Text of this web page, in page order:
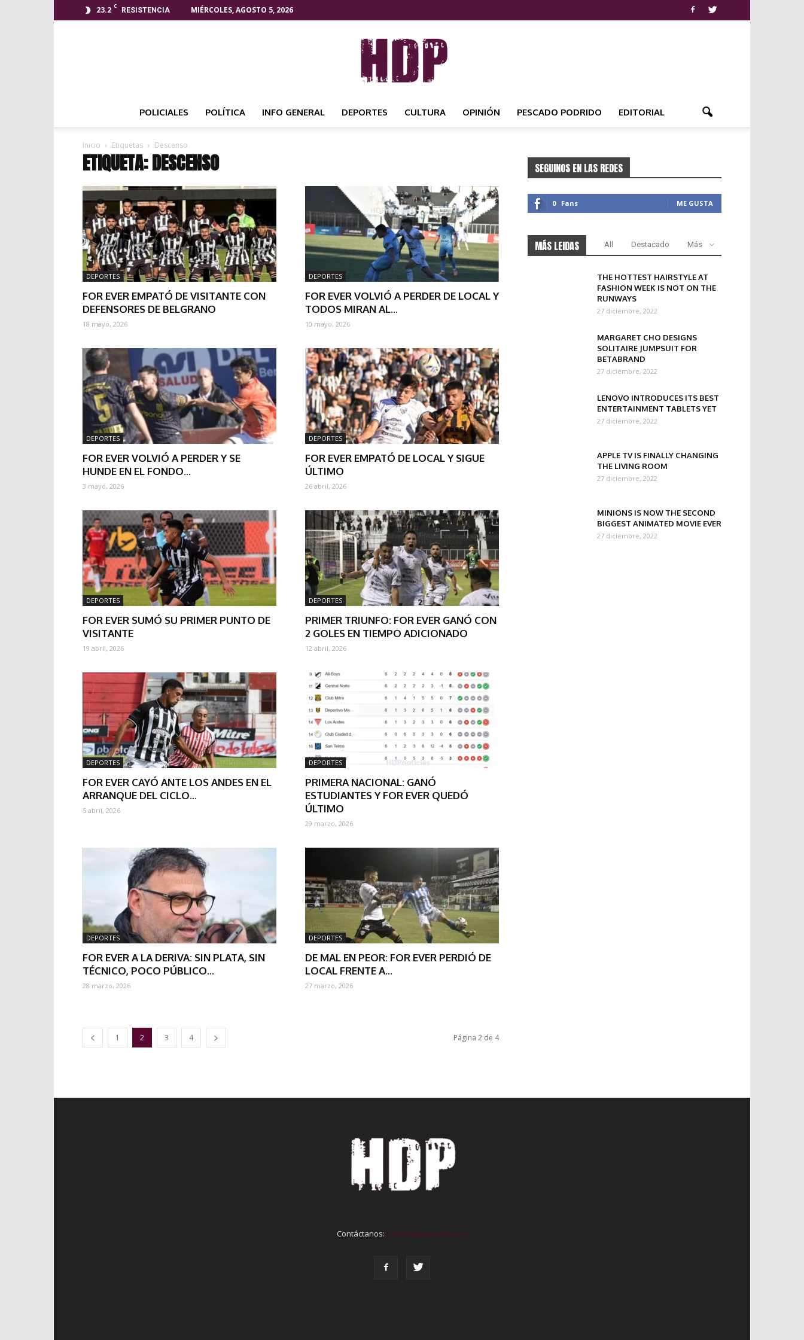
23.2 C
RESISTENCIA MIÉRCOLES, AGOSTO 5, 2026
NOTICIAS
POLICIALES POLÍTICA INFO GENERAL DEPORTES CULTURA OPINIÓN PESCADO PODRIDO EDITORIAL
Inicio Etiquetas Descenso
ETIQUETA: DESCENSO
DEPORTES
FOR EVER EMPATÓ DE VISITANTE CON
DEFENSORES DE BELGRANO
18 mayo, 2026
DEPORTES
FOR EVER VOLVIÓ A PERDER DE LOCAL Y
TODOS MIRAN AL...
10 mayo, 2026
DEPORTES
FOR EVER VOLVIÓ A PERDER Y SE
HUNDE EN EL FONDO...
3 mayo, 2026
DEPORTES
FOR EVER EMPATÓ DE LOCAL Y SIGUE
ÚLTIMO
26 abril, 2026
DEPORTES
FOR EVER SUMÓ SU PRIMER PUNTO DE
VISITANTE
19 abril, 2026
DEPORTES
PRIMER TRIUNFO: FOR EVER GANÓ CON
2 GOLES EN TIEMPO ADICIONADO
12 abril, 2026
DEPORTES
FOR EVER CAYÓ ANTE LOS ANDES EN EL
ARRANQUE DEL CICLO...
5 abril, 2026
DEPORTES
PRIMERA NACIONAL: GANÓ
ESTUDIANTES Y FOR EVER QUEDÓ
ÚLTIMO
29 marzo, 2026
DEPORTES
FOR EVER A LA DERIVA: SIN PLATA, SIN
TÉCNICO, POCO PÚBLICO...
28 marzo, 2026
DEPORTES
DE MAL EN PEOR: FOR EVER PERDIÓ DE
LOCAL FRENTE A...
27 marzo, 2026
1 2 3 4 Página 2 de 4
SEGUINOS EN LAS REDES
0 Fans ME GUSTA
MÁS LEIDAS All Destacado Más
THE HOTTEST HAIRSTYLE AT
FASHION WEEK IS NOT ON THE
RUNWAYS
27 diciembre, 2022
MARGARET CHO DESIGNS
SOLITAIRE JUMPSUIT FOR
BETABRAND
27 diciembre, 2022
LENOVO INTRODUCES ITS BEST
ENTERTAINMENT TABLETS YET
27 diciembre, 2022
APPLE TV IS FINALLY CHANGING
THE LIVING ROOM
27 diciembre, 2022
MINIONS IS NOW THE SECOND
BIGGEST ANIMATED MOVIE EVER
27 diciembre, 2022
Contáctanos: contact@yoursite.com